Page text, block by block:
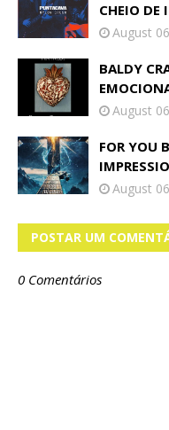
CHEIO DE
August
BALDY
August
FOR YOU
August
POSTAR UM
0 Comentários